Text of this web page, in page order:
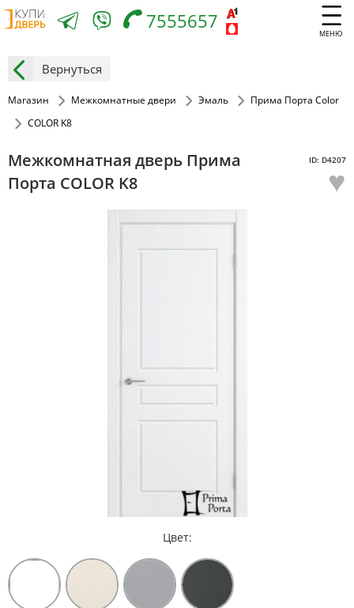
МЕНЮ
7555657
Вернуться
Магазин Межкомнатные двери Эмаль
Прима Порта Color
COLOR K8
Межкомнатная дверь Прима
Порта COLOR K8
ID: D4207
♥
Цвет: